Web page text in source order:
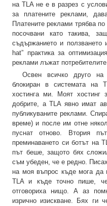
на TLA не е в разрез с
за платените реклами,
Платените реклами трябва
посочвани като такива,
съдържанието и ползването
hat” практика за
реклами лъжат
Освен всичко друго
блокиран в системата на
хостинга ми. Моят
добрите, а TLA явно имат
публикуваните реклами.
време) и после им отне
пуснат отново. Втория
преминаването си ботът на
път беше, защото бях
съм убеден, че е редно.
на моя въпрос къде мога да
TLA и къде точно пише,
отговориха нищо. А аз
изрично изискване. Бях ги